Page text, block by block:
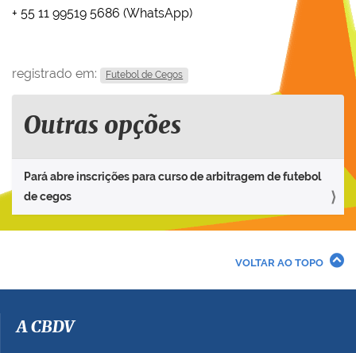
+ 55 11 99519 5686 (WhatsApp)
registrado em: Futebol de Cegos
Outras opções
Pará abre inscrições para curso de arbitragem de futebol
de cegos
VOLTAR AO TOPO
A CBDV